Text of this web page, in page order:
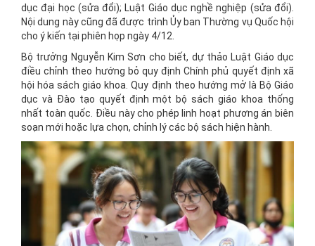
dục đại học (sửa đổi); Luật Giáo dục nghề nghiệp (sửa đổi).
Nội dung này cũng đã được trình Ủy ban Thường vụ Quốc hội
cho ý kiến tại phiên họp ngày 4/12.
Bộ trưởng Nguyễn Kim Sơn cho biết, dự thảo Luật Giáo dục
điều chỉnh theo hướng bỏ quy định Chính phủ quyết định xã
hội hóa sách giáo khoa. Quy định theo hướng mở là Bộ Giáo
dục và Đào tạo quyết định một bộ sách giáo khoa thống
nhất toàn quốc. Điều này cho phép linh hoạt phương án biên
soạn mới hoặc lựa chọn, chỉnh lý các bộ sách hiện hành.